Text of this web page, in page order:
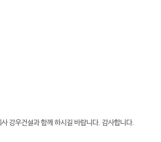
강우건설과 함께 하시길 바랍니다. 감사합니다.